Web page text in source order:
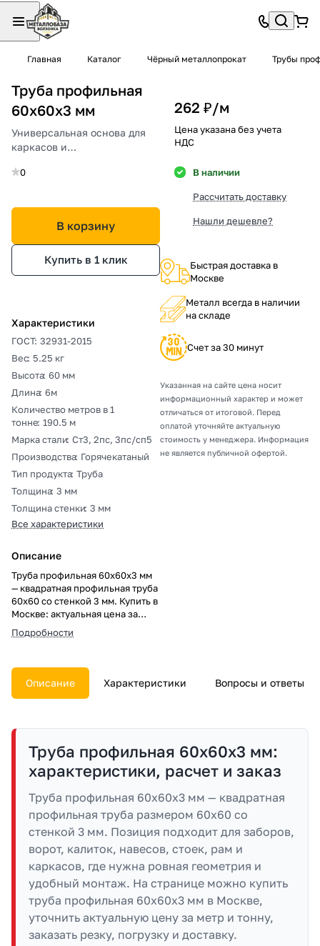
Главная Каталог Чёрный металлопрокат Трубы
Труба профильная
60х60х3 мм
Универсальная основа для
каркасов и
0
В корзину
Купить в 1 клик
Характеристики
ГОСТ: 32931-2015
Вес: 5.25 кг
Высота: 60 мм
Длина: 6м
Количество метров в 1
тонне: 190.5 м
Марка стали: Ст3, 2пс, 3пс/сп5
Производства: Горячекатаный
Тип продукта: Труба
Толщина: 3 мм
Толщина стенки: 3 мм
Все характеристики
Описание
Труба профильная 60х60х3 мм
— квадратная профильная труба
60х60 со стенкой 3 мм. Купить в
Москве: актуальная цена за
метр и тонну, резка в размер,
погрузка, доставка, документы.
Подробности
262 ₽/м
Цена указана без учета
НДС
В наличии
Рассчитать доставку
Нашли дешевле?
Быстрая доставка в
Москве
Металл всегда в наличии
на складе
Счет за 30 минут
Указанная на сайте цена носит
информационный характер и может
отличаться от итоговой. Перед
оплатой уточняйте актуальную
стоимость у менеджера. Информация
не является публичной офертой.
Описание Характеристики Вопросы и ответы
Труба профильная 60х60х3 мм:
характеристики, расчет и заказ
Труба профильная 60х60х3 мм — квадратная
профильная труба размером 60х60 со
стенкой 3 мм. Позиция подходит для заборов,
ворот, калиток, навесов, стоек, рам и
каркасов, где нужна ровная геометрия и
удобный монтаж. На странице можно купить
труба профильная 60х60х3 мм в Москве,
уточнить актуальную цену за метр и тонну,
заказать резку, погрузку и доставку.